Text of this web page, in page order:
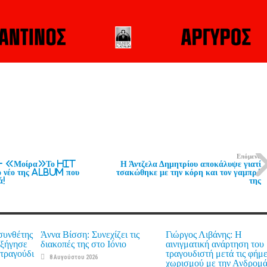
«Μοίρα»Το hit
της album που
Επόμενο
Η Άντζελα Δημητρίου αποκάλυψε γιατί
τσακώθηκε με την κόρη και τον γαμπρό
της
Άννα Βίσση: Συνεχίζει τις
διακοπές της στο Ιόνιο
8 Αυγούστου 2026
Γιώργος Λιβάνης: Η
αινιγματική ανάρτηση του
τραγουδιστή μετά τις
χωρισμού με την